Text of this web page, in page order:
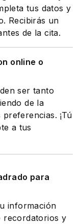
tus datos y
Recibirás un
de la cita.
online o
ser tanto
de la
¡Tú
a tus
para
información
recordatorios y